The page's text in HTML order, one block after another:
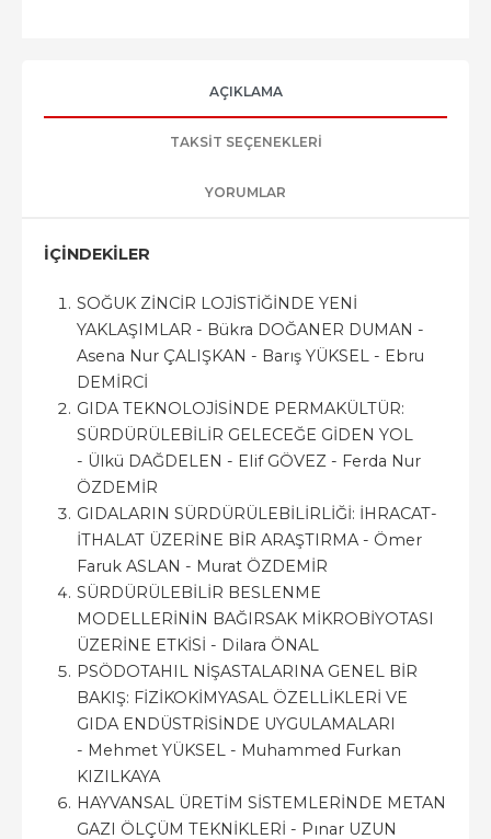
AÇIKLAMA
TAKSIT SEÇENEKLERI
YORUMLAR
İÇİNDEKİLER
SOĞUK ZİNCİR LOJİSTİĞİNDE YENİ
YAKLAŞIMLAR - Bükra DOĞANER DUMAN -
Asena Nur ÇALIŞKAN - Barış YÜKSEL - Ebru
DEMİRCİ
GIDA TEKNOLOJİSİNDE PERMAKÜLTÜR:
SÜRDÜRÜLEBİLİR GELECEĞE GİDEN YOL
- Ülkü DAĞDELEN - Elif GÖVEZ - Ferda Nur
ÖZDEMİR
GIDALARIN SÜRDÜRÜLEBİLİRLİĞİ: İHRACAT-
İTHALAT ÜZERİNE BİR ARAŞTIRMA - Ömer
Faruk ASLAN - Murat ÖZDEMİR
SÜRDÜRÜLEBİLİR BESLENME
MODELLERİNİN BAĞIRSAK MİKROBİYOTASI
ÜZERİNE ETKİSİ - Dilara ÖNAL
PSÖDOTAHIL NİŞASTALARINA GENEL BİR
BAKIŞ: FİZİKOKİMYASAL ÖZELLİKLERİ VE
GIDA ENDÜSTRİSİNDE UYGULAMALARI
- Mehmet YÜKSEL - Muhammed Furkan
KIZILKAYA
HAYVANSAL ÜRETİM SİSTEMLERİNDE METAN
GAZI ÖLÇÜM TEKNİKLERİ - Pınar UZUN